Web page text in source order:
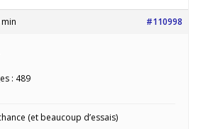
#110998
: 489
(et beaucoup d’essais)